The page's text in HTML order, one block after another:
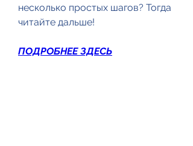
несколько простых шагов? Тогда
читайте дальше!
ПОДРОБНЕЕ ЗДЕСЬ